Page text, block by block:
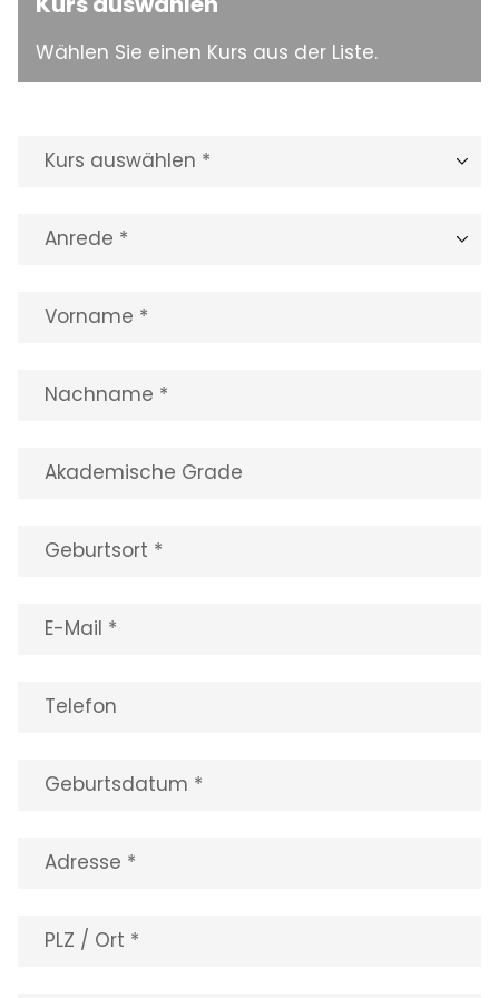
Wählen Sie einen Kurs aus der Liste.